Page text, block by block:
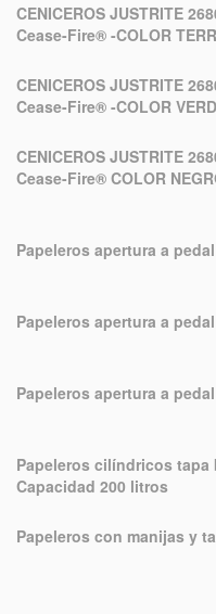
CENICEROS JUSTRITE
Cease-Fire® -COLOR
CENICEROS JUSTRITE
Cease-Fire® -COLOR
CENICEROS JUSTRITE
Cease-Fire® COLOR
Papeleros apertura a
Papeleros apertura a
Papeleros apertura a
Papeleros cilíndricos tapa
Capacidad 200 litros
Papeleros con manijas y